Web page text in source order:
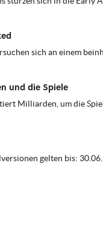
sich an einem
und die Spiele
Milliarden, um die
gelten bis: